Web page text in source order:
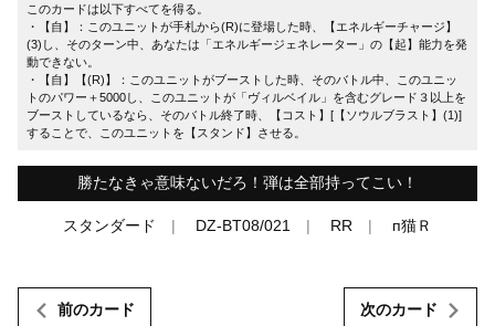
このカードは以下すべてを得る。
・【自】：このユニットが手札から(R)に登場した時、【エネルギーチャージ】
(3)し、そのターン中、あなたは「エネルギージェネレーター」の【起】能力を発
動できない。
・【自】【(R)】：このユニットがブーストした時、そのバトル中、このユニッ
トのパワー＋5000し、このユニットが「ヴィルベイル」を含むグレード３以上を
ブーストしているなら、そのバトル終了時、【コスト】[【ソウルブラスト】(1)]
することで、このユニットを【スタンド】させる。
勝たなきゃ意味ないだろ！弾は全部持ってこい！
スタンダード DZ-BT08/021 RR п猫Ｒ
前のカード 次のカード